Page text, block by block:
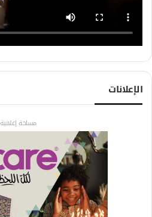
الإعلانات
مساحة إعلانية